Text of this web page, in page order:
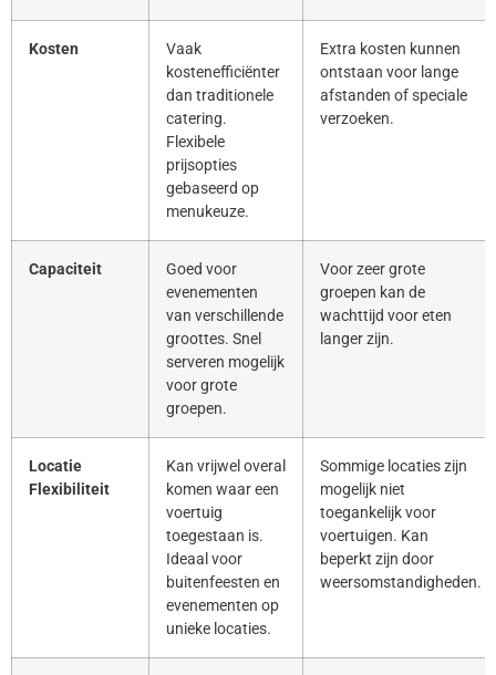
Kosten
Vaak
kostenefficiënter
dan traditionele
catering.
Flexibele
prijsopties
gebaseerd op
menukeuze.
Extra kosten kunnen
ontstaan voor lange
afstanden of speciale
verzoeken.
Capaciteit
Goed voor
evenementen
van verschillende
groottes. Snel
serveren mogelijk
voor grote
groepen.
Voor zeer grote
groepen kan de
wachttijd voor eten
langer zijn.
Locatie
Flexibiliteit
Kan vrijwel overal
komen waar een
voertuig
toegestaan is.
Ideaal voor
buitenfeesten en
evenementen op
unieke locaties.
Sommige locaties zijn
mogelijk niet
toegankelijk voor
voertuigen. Kan
beperkt zijn door
weersomstandigheden.